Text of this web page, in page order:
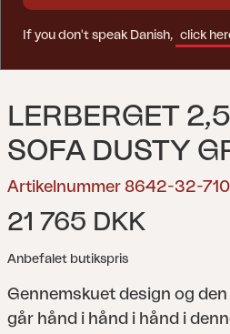
LERBERGET
SOFA DUSTY
Artikelnummer 8642-32-710
21 765 DKK
Anbefalet butikspris
Gennemskuet design og
går hånd i hånd i hånd i
If you don't speak Danish, click